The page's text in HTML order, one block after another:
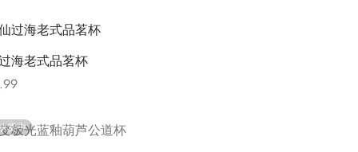
海老式品茗杯
货中